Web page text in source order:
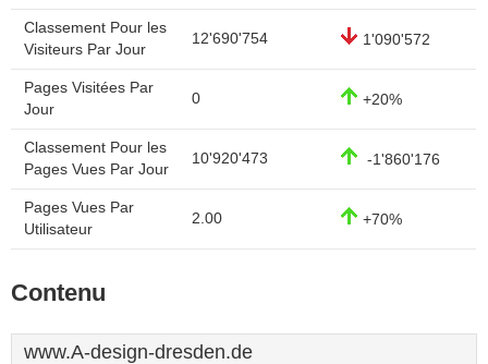
Classement Pour les
Visiteurs Par Jour
12'690'754 1'090'572
Pages Visitées Par
Jour
0 +20%
Classement Pour les
Pages Vues Par Jour
10'920'473 -1'860'176
Pages Vues Par
Utilisateur
2.00 +70%
Contenu
www.A-design-dresden.de